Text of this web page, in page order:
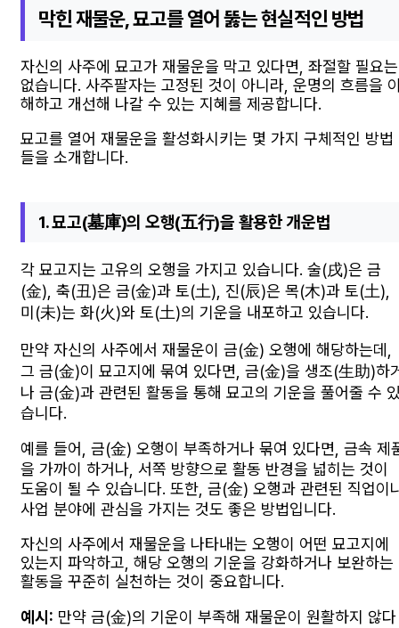
막힌 재물운, 묘고를 열어 뚫는 현실적인 방법
자신의 사주에 묘고가 재물운을 막고 있다면, 좌절할 필요는
없습니다. 사주팔자는 고정된 것이 아니라, 운명의 흐름을
해하고 개선해 나갈 수 있는 지혜를 제공합니다.
묘고를 열어 재물운을 활성화시키는 몇 가지 구체적인 방법
들을 소개합니다.
1. 묘고(墓庫)의 오행(五行)을 활용한 개운법
각 묘고지는 고유의 오행을 가지고 있습니다. 술(戌)은 금
(金), 축(丑)은 금(金)과 토(土), 진(辰)은 목(木)과 토(土),
미(未)는 화(火)와 토(土)의 기운을 내포하고 있습니다.
만약 자신의 사주에서 재물운이 금(金) 오행에 해당하는데,
그 금(金)이 묘고지에 묶여 있다면, 금(金)을 생조(生助)하
나 금(金)과 관련된 활동을 통해 묘고의 기운을 풀어줄 수
습니다.
예를 들어, 금(金) 오행이 부족하거나 묶여 있다면, 금속 제
을 가까이 하거나, 서쪽 방향으로 활동 반경을 넓히는 것이
도움이 될 수 있습니다. 또한, 금(金) 오행과 관련된 직업이
사업 분야에 관심을 가지는 것도 좋은 방법입니다.
자신의 사주에서 재물운을 나타내는 오행이 어떤 묘고지에
있는지 파악하고, 해당 오행의 기운을 강화하거나 보완하는
활동을 꾸준히 실천하는 것이 중요합니다.
예시: 만약 금(金)의 기운이 부족해 재물운이 원활하지 않다